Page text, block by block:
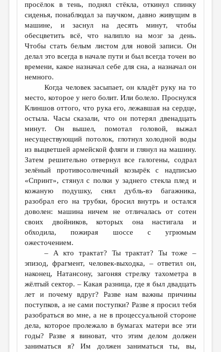
ИЗБРАННОЕ
ДАЙДЖЕСТ
ПРОИЗВЕДЕНИЯ
ПЕРЕВОДЫ
КОНКУРСЫ
ДЕТСКАЯ КОМНАТА
КНИЖНАЯ ПОЛКА
ОБЗОР ЛИТЕРАТУРЫ
СТРАНИЦЫ ПАМЯТИ
ОБЪЯВЛЕНИЯ
РЕДКОЛЛЕГИЯ
ОТ РЕДАКЦИИ
МАЛАЯ ПРОЗА
ЭССЕИСТИКА
ЛИТЕРАТУРОВЕДЕНИЕ
КУЛЬТУРОВЕДЕНИЕ
ПУБЛИЦИСТИКА
РЕЦЕНЗИРОВАНИЕ
ЦИКЛЫ ПУБЛИКАЦИЙ
просёлок в тень, поднял стёкла, откинул спинку
сиденья, понаблюдал за паучком, давно живущим в
машине, и заснул на десять минут, чтобы
обесцветить всё, что налипло на мозг за день.
Чтобы стать белым листом для новой записи. Он
делал это всегда в начале пути и был всегда точен во
времени, какое назначал себе для сна, а назначал он
немного.
Когда человек засыпает, он кладёт руку на то
место, которое у него болит. Или болело. Проснулся
Клиншов оттого, что рука его, лежавшая на сердце,
остыла. Часы сказали, что он потерял двенадцать
минут. Он вышел, помотал головой, выжал
несуществующий потолок, глотнул холодной воды
из выцветшей армейской фляги и глянул на машину.
Затем решительно отвернул все галогены, содрал
зелёный противосолнечный козырёк с надписью
«Спринт», стянул с полки у заднего стекла плед и
кожаную подушку, снял дубль-вэ багажника,
разобрал его на трубки, бросил внутрь и остался
доволен: машина ничем не отличалась от сотен
своих двойников, которых она настигала и
обходила, пожирая шоссе с угрюмым
ожесточением.
– А кто трактат? Ты трактат? Ты тоже –
эпизод, фрагмент, человек-выходка, – ответил он,
наконец, Натансону, загоняя стрелку тахометра в
жёлтый сектор. – Какая разница, где я был двадцать
лет и почему вдруг? Разве нам важны причины
поступков, а не сами поступки? Разве я просил тебя
разобраться во мне, а не в процессуальной стороне
дела, которое пролежало в бумагах матери все эти
годы? Разве я виноват, что этим делом должен
заниматься я? Им должен заниматься ты, вы,